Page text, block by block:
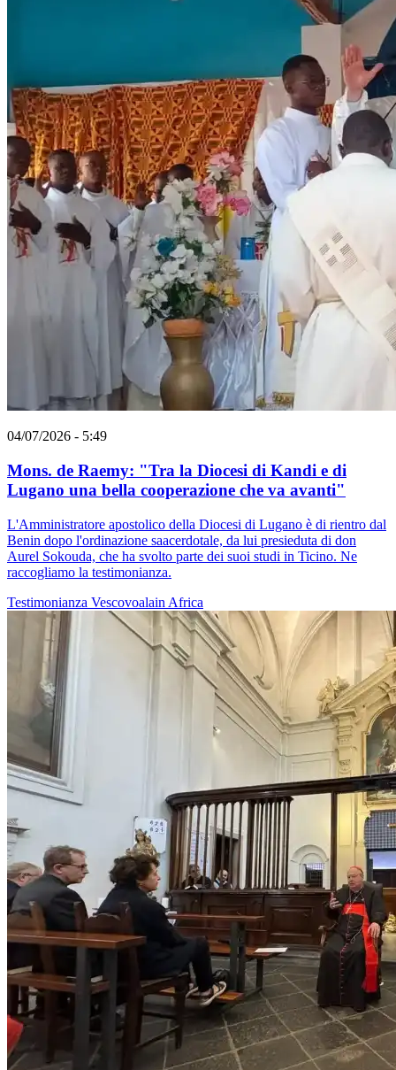
04/07/2026 - 5:49
Mons. de Raemy: "Tra la Diocesi di Kandi e di
Lugano una bella cooperazione che va avanti"
L'Amministratore apostolico della Diocesi di Lugano è di rientro dal
Benin dopo l'ordinazione saacerdotale, da lui presieduta di don
Aurel Sokouda, che ha svolto parte dei suoi studi in Ticino. Ne
raccogliamo la testimonianza.
Testimonianza Vescovoalain Africa